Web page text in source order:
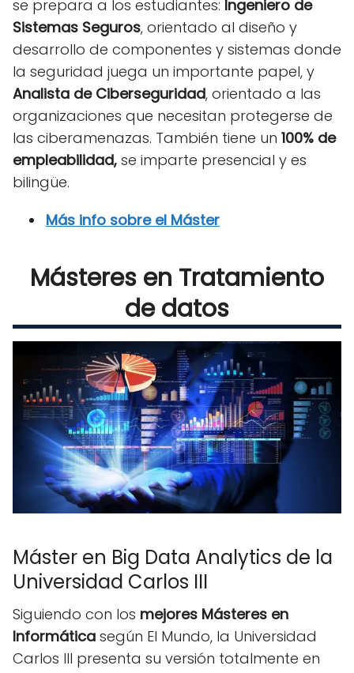
se prepara a los estudiantes: Ingeniero de
Sistemas Seguros, orientado al diseño y
desarrollo de componentes y sistemas donde
la seguridad juega un importante papel, y
Analista de Ciberseguridad, orientado a las
organizaciones que necesitan protegerse de
las ciberamenazas. También tiene un 100% de
empleabilidad, se imparte presencial y es
bilingüe.
Más info sobre el Máster
Másteres en Tratamiento
de datos
Máster en Big Data Analytics de la
Universidad Carlos III
Siguiendo con los mejores Másteres en
Informática según El Mundo, la Universidad
Carlos III presenta su versión totalmente en